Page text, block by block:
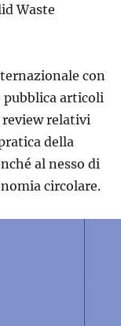
Waste
con
pubblica articoli
relativi
della
al nesso di
circolare.